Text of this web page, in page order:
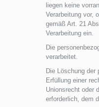
liegen keine
Verarbeitung vor,
gemäß Art. 21
Verarbeitung ein.
Die
verarbeitet.
Die Löschung der
Erfüllung einer
Unionsrecht oder
erforderlich, dem